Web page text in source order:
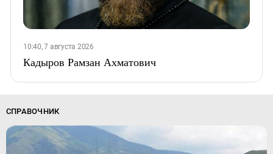
10:40, 7 августа 2026
Кадыров Рамзан Ахматович
СПРАВОЧНИК